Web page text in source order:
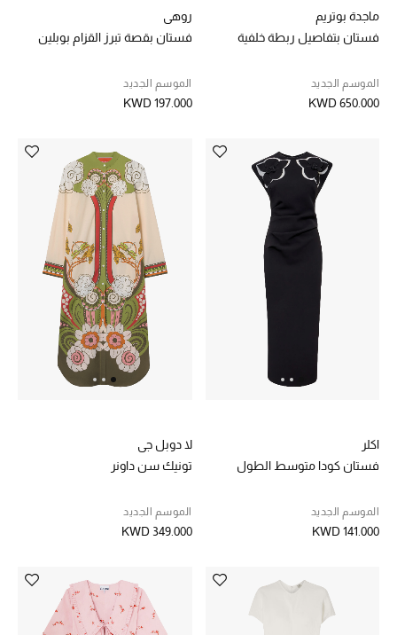
دليل مستلزمات الجمال
تسوقوا أحدث الماركات
عرض جميع المنتجات
ما وصلنا حديثاً
حصريًا عبر الإنترنت
أبرز المصممين
ماجدة بوتريم
فستان بتفاصيل ربطة خلفية
الموسم الجديد
KWD 650.000
روهي
فستان بقصة تبرز القزام بوبلين
الموسم الجديد
KWD 197.000
اكلر
فستان كودا متوسط الطول
الموسم الجديد
KWD 141.000
لا دوبل جي
تونيك سن داونر
الموسم الجديد
KWD 349.000